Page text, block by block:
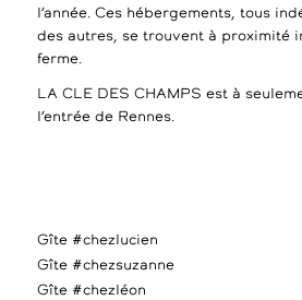
l’année. Ces hébergements, tous
des autres, se trouvent à proximité
ferme.
LA CLE DES CHAMPS est à
l’entrée de Rennes.
Gîte #chezlucien
Gîte #chezsuzanne
Gîte #chezléon